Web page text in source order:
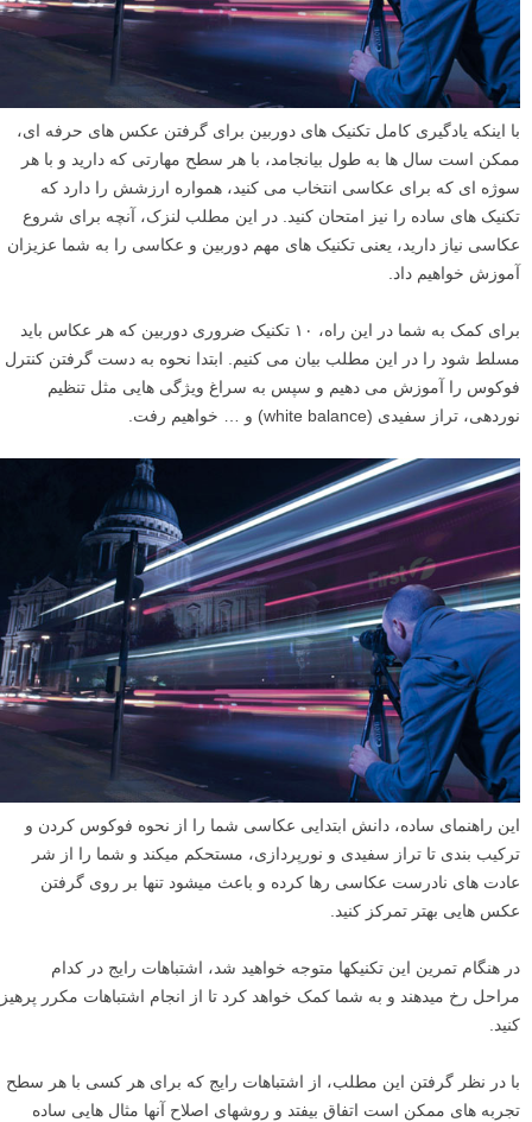
با اینکه یادگیری کامل تکنیک های دوربین برای گرفتن عکس های حرفه ای،
ممکن است سال ها به طول بیانجامد، با هر سطح مهارتی که دارید و با هر
سوژه ای که برای عکاسی انتخاب می کنید، همواره ارزشش را دارد که
تکنیک های ساده را نیز امتحان کنید. در این مطلب لنزک، آنچه برای شروع
عکاسی نیاز دارید، یعنی تکنیک های مهم دوربین و عکاسی را به شما عزیزان
آموزش خواهیم داد.
برای کمک به شما در این راه، ۱۰ تکنیک ضروری دوربین که هر عکاس باید
مسلط شود را در این مطلب بیان می­ کنیم. ابتدا نحوه به دست گرفتن کنترل
فوکوس را آموزش می دهیم و سپس به سراغ ویژگی­ هایی مثل تنظیم
نوردهی، تراز سفیدی (white balance) و … خواهیم رفت.
این راهنمای ساده، دانش ابتدایی عکاسی شما را از نحوه فوکوس کردن و
ترکیب بندی تا تراز سفیدی و نورپردازی، مستحکم می­کند و شما را از شر
عادت­ های نادرست عکاسی رها کرده و باعث می­شود تنها بر روی گرفتن
عکس­ هایی بهتر تمرکز کنید.
در هنگام تمرین این تکنیک­ها متوجه خواهید شد، اشتباهات رایج در کدام
مراحل رخ می­دهند و به شما کمک خواهد کرد تا از انجام اشتباهات مکرر پرهیز
کنید.
با در نظر گرفتن این مطلب، از اشتباهات رایج که برای هر کسی با هر سطح
تجربه­ های ممکن است اتفاق بیفتد و روش­های اصلاح آن­ها مثال­ هایی ساده